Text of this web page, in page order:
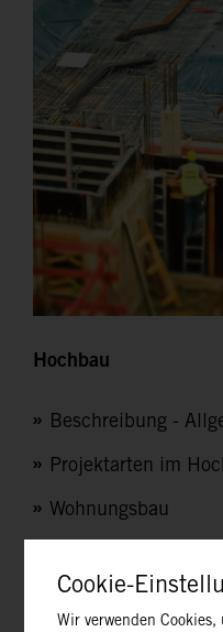
Hochbau
Beschreibung -
Projektarten im
Wohnungsbau
Industriebauten
Cookie-
Wir verwenden